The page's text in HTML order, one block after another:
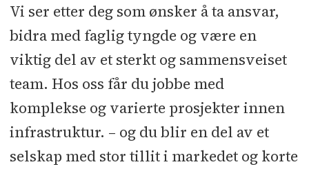
Vi ser etter deg som ønsker å ta ansvar,
bidra med faglig tyngde og være en
viktig del av et sterkt og sammensveiset
team. Hos oss får du jobbe med
komplekse og varierte prosjekter innen
infrastruktur. – og du blir en del av et
selskap med stor tillit i markedet og korte